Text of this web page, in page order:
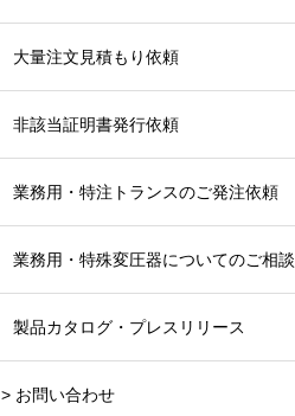
大量注文見積もり依頼
非該当証明書発行依頼
業務用・特注トランスのご発注依頼
業務用・特殊変圧器についてのご相談
製品カタログ・プレスリリース
> お問い合わせ